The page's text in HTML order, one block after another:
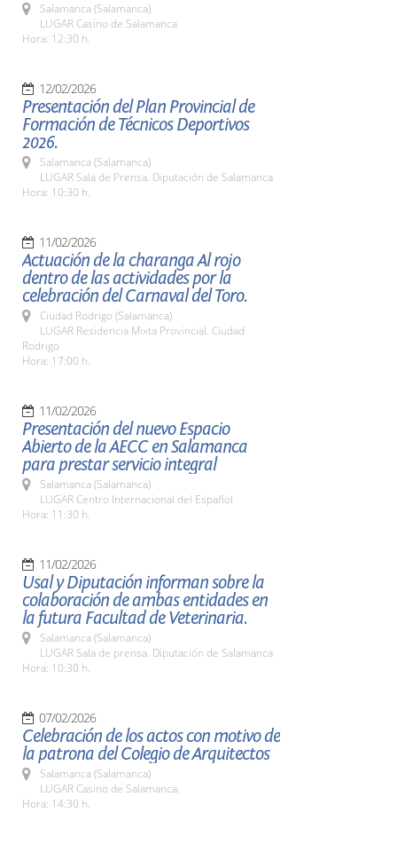
Salamanca (Salamanca)
LUGAR Casino de Salamanca
Hora: 12:30 h.
12/02/2026
Presentación del Plan Provincial de
Formación de Técnicos Deportivos
2026.
Salamanca (Salamanca)
LUGAR Sala de Prensa. Diputación de Salamanca
Hora: 10:30 h.
11/02/2026
Actuación de la charanga Al rojo
dentro de las actividades por la
celebración del Carnaval del Toro.
Ciudad Rodrigo (Salamanca)
LUGAR Residencia Mixta Provincial. Ciudad
Rodrigo
Hora: 17:00 h.
11/02/2026
Presentación del nuevo Espacio
Abierto de la AECC en Salamanca
para prestar servicio integral
Salamanca (Salamanca)
LUGAR Centro Internacional del Español
Hora: 11:30 h.
11/02/2026
Usal y Diputación informan sobre la
colaboración de ambas entidades en
la futura Facultad de Veterinaria.
Salamanca (Salamanca)
LUGAR Sala de prensa. Diputación de Salamanca
Hora: 10:30 h.
07/02/2026
Celebración de los actos con motivo de
la patrona del Colegio de Arquitectos
Salamanca (Salamanca)
LUGAR Casino de Salamanca.
Hora: 14:30 h.